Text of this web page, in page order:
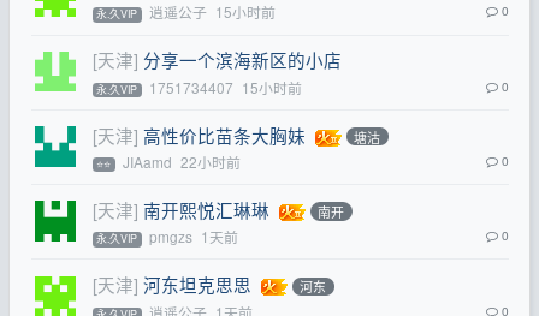
永.久VIP 逍遥公子 15小时前 0
[天津] 分享一个滨海新区的小店
永.久VIP 1751734407 15小时前 0
[天津] 高性价比苗条大胸妹 塘沽
⭐⭐ JIAamd 22小时前 0
[天津] 南开熙悦汇琳琳 南开
永.久VIP pmgzs 1天前 0
[天津] 河东坦克思思 河东
逍遥公子 1天前 0